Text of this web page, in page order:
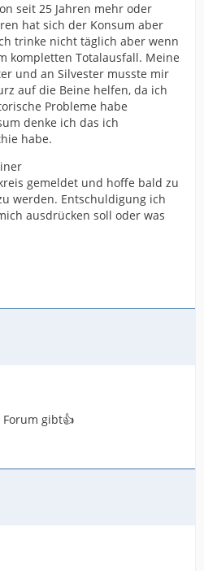
seit 25 Jahren mehr oder
hat sich der Konsum aber
trinke nicht täglich aber wenn
kompletten Totalausfall. Meine
und an Silvester musste mir
auf die Beine helfen, da ich
Probleme habe
denke ich das ich
habe.
gemeldet und hoffe bald zu
werden. Entschuldigung ich
ausdrücken soll oder was
Forum gibt👍